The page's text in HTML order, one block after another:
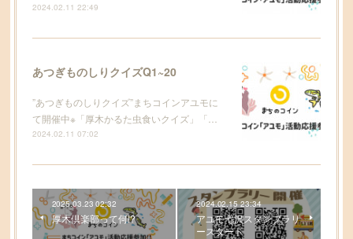
2024.02.11 22:49
あつぎものしりクイズQ1~20
”あつぎものしりクイズ”まちコインアユモに
て開催中※「厚木かるた虫食いクイズ」「…
2024.02.11 07:02
2025.03.23 02:32
厚木倶楽部って何!?
2024.02.15 23:34
アユモ七沢スタンプラリ
ースタート